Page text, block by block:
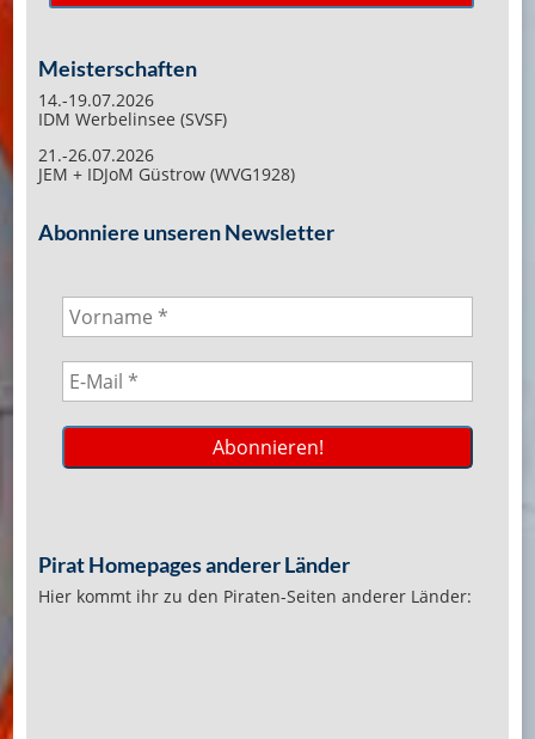
Meisterschaften
14.-19.07.2026
IDM Werbelinsee (SVSF)
21.-26.07.2026
JEM + IDJoM Güstrow (WVG1928)
Abonniere unseren Newsletter
Pirat Homepages anderer Länder
Hier kommt ihr zu den Piraten-Seiten anderer Länder: